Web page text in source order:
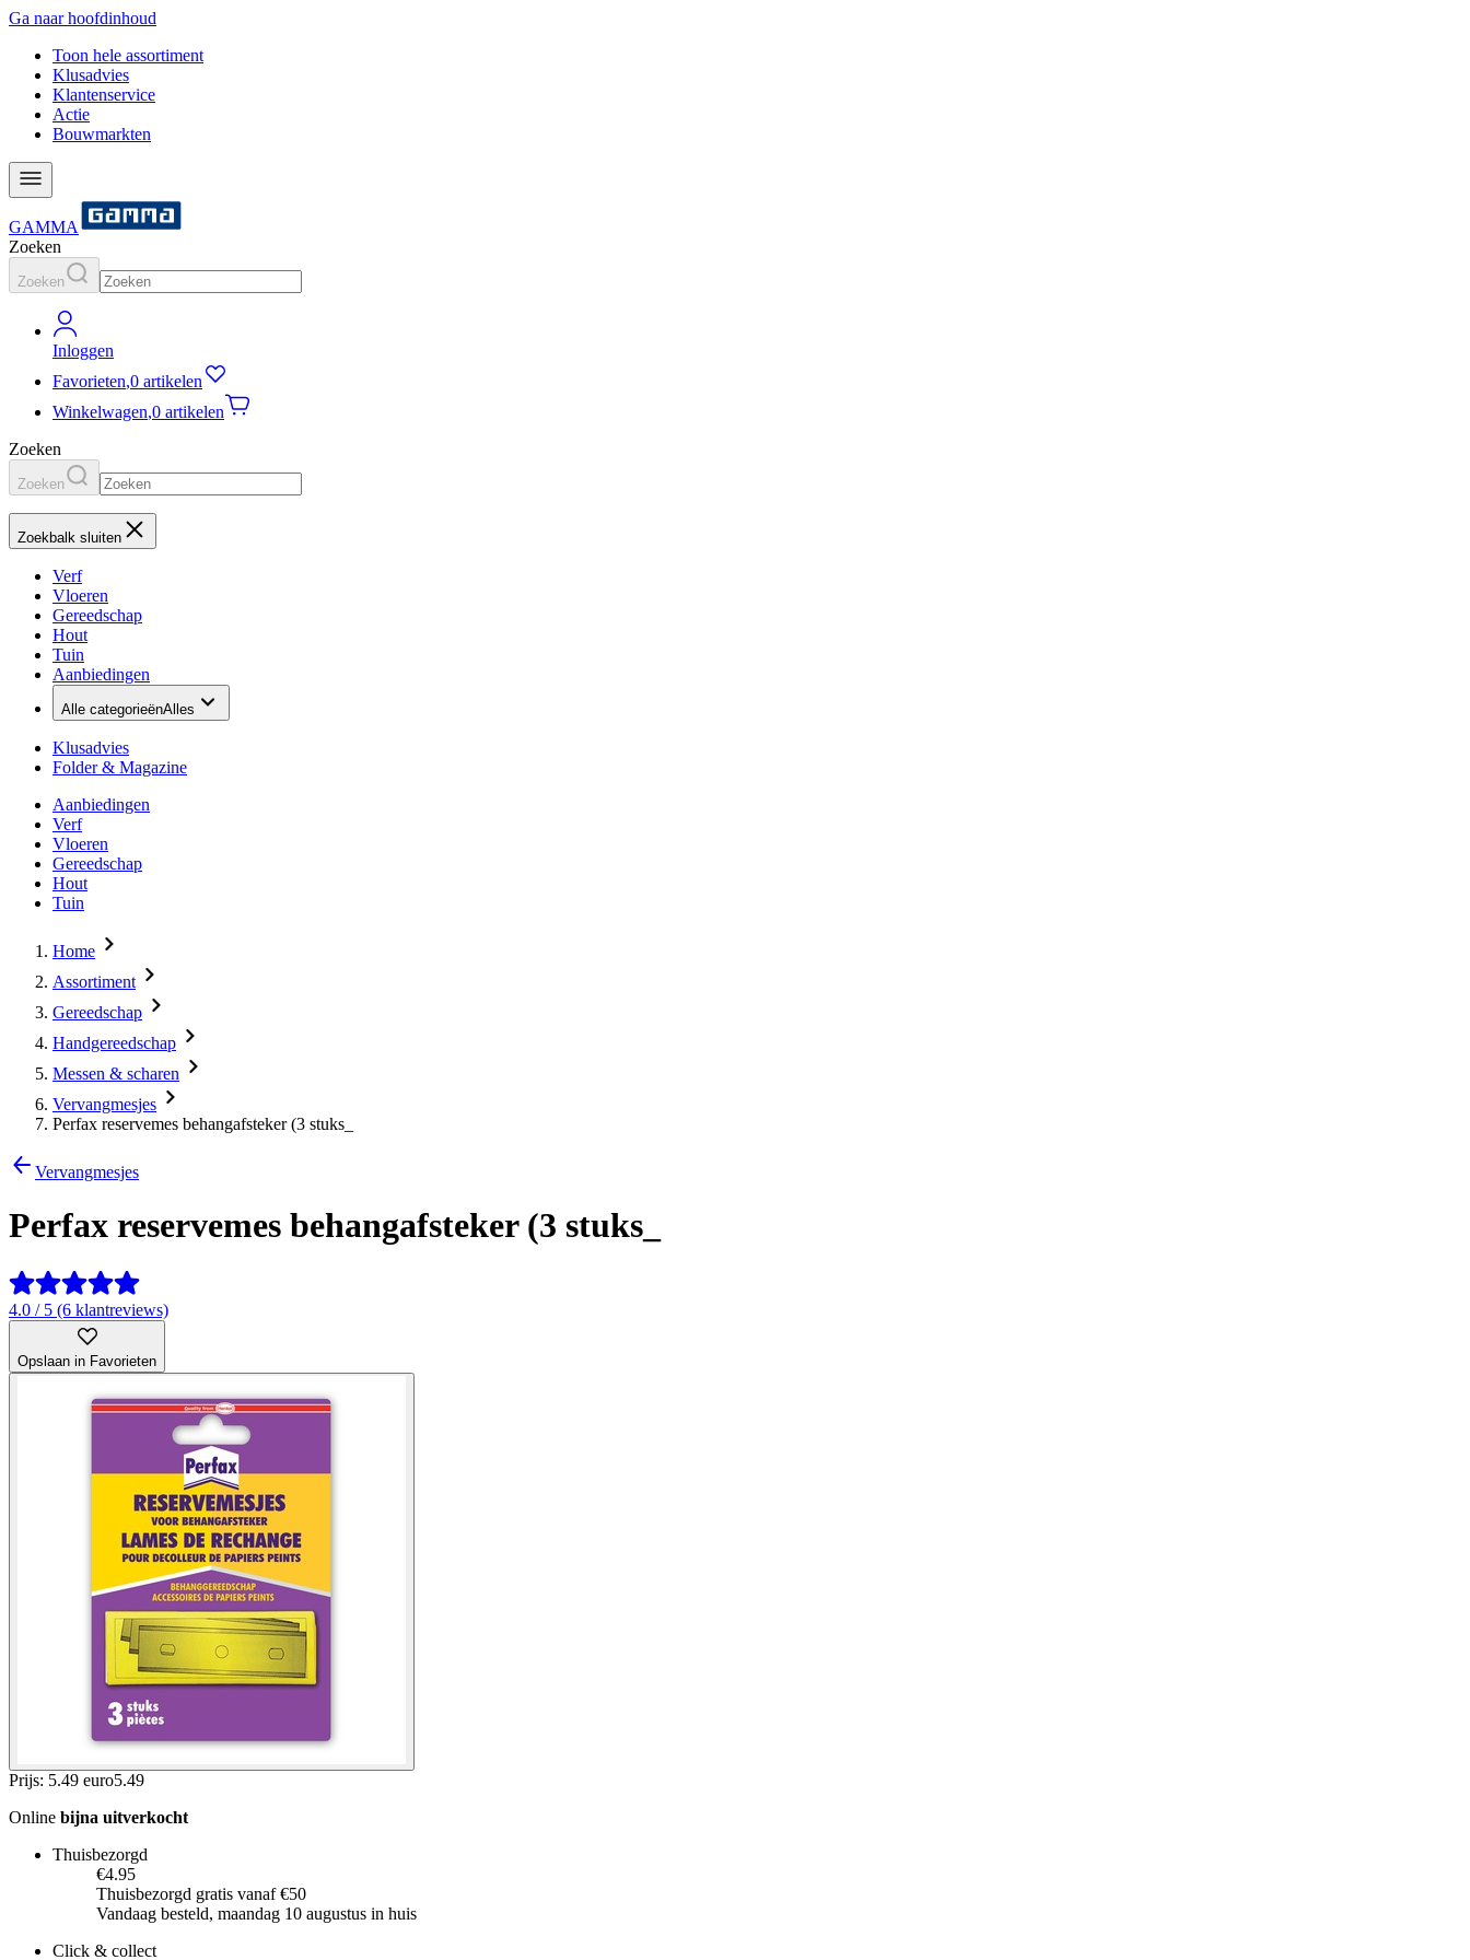
Ga naar hoofdinhoud
Toon hele assortiment
Klusadvies
Klantenservice
Actie
Bouwmarkten
GAMMA
Zoeken
Zoeken
Inloggen
Favorieten,0 artikelen
Winkelwagen,0 artikelen
Zoeken
Zoeken
Zoekbalk sluiten
Verf
Vloeren
Gereedschap
Hout
Tuin
Aanbiedingen
Alle categorieënAlles
Klusadvies
Folder & Magazine
Aanbiedingen
Verf
Vloeren
Gereedschap
Hout
Tuin
Home
Assortiment
Gereedschap
Handgereedschap
Messen & scharen
Vervangmesjes
Perfax reservemes behangafsteker (3 stuks_
Vervangmesjes
Perfax reservemes behangafsteker (3 stuks_
4.0 / 5 (6 klantreviews)
Opslaan in Favorieten
Prijs: 5.49 euro5.49
Online bijna uitverkocht
Thuisbezorgd
€4.95
Thuisbezorgd gratis vanaf €50
Vandaag besteld, maandag 10 augustus in huis
Click & collect